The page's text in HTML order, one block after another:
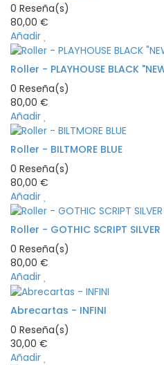
0 Reseña(s)
80,00 €
Añadir
Roller - PLAYHOUSE BLACK
0 Reseña(s)
80,00 €
Añadir
Roller - BILTMORE BLUE
0 Reseña(s)
80,00 €
Añadir
Roller - GOTHIC SCRIPT SILVER
0 Reseña(s)
80,00 €
Añadir
Abrecartas - INFINI
0 Reseña(s)
30,00 €
Añadir